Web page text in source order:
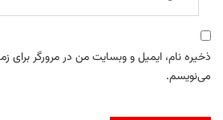
ذخیره نام، ایمیل و وبسایت من در مرورگر برای
می‌نویسم.